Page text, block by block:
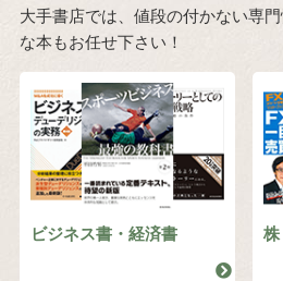
大手書店では、値段の付かない専
な本もお任せ下さい！
ビジネス書・経済書 株